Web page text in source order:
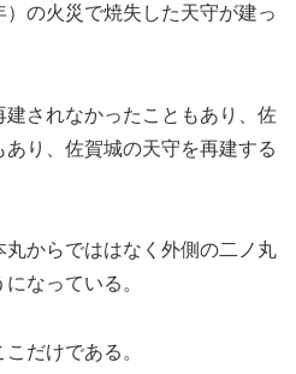
の火災で焼失した天守が建っ
されなかったこともあり、佐
り、佐賀城の天守を再建する
からでははなく外側の二ノ丸
なっている。
だけである。